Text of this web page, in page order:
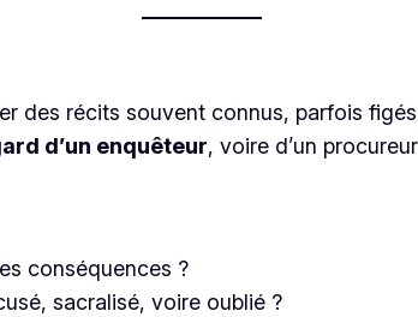
des récits souvent connus, parfois
d’un enquêteur, voire d’un
conséquences ?
sacralisé, voire oublié ?